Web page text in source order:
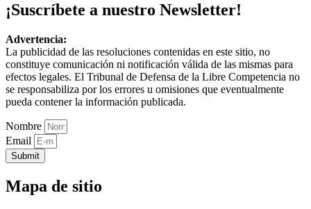
¡Suscríbete a nuestro Newsletter!
Advertencia:
La publicidad de las resoluciones contenidas en este sitio, no
constituye comunicación ni notificación válida de las mismas para
efectos legales. El Tribunal de Defensa de la Libre Competencia no
se responsabiliza por los errores u omisiones que eventualmente
pueda contener la información publicada.
Nombre
Email
Submit
Mapa de sitio